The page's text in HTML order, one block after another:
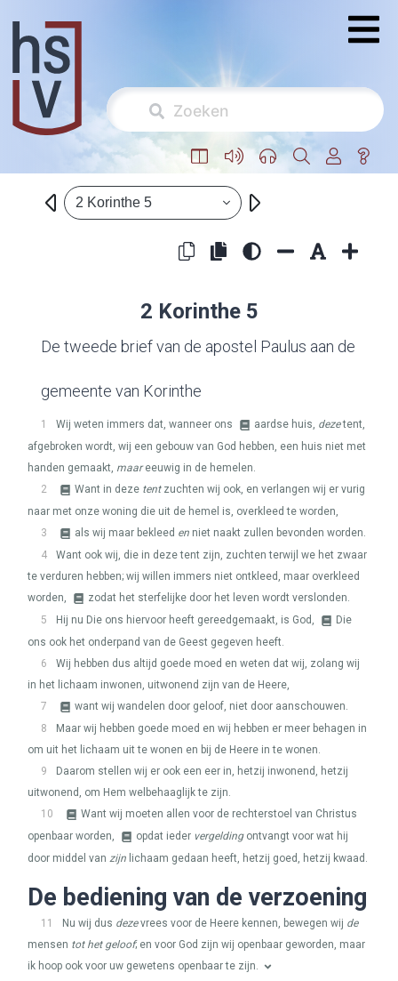
2 Korinthe 5
2 Korinthe 5
De tweede brief van de apostel Paulus aan de
gemeente van Korinthe
1 Wij weten immers dat, wanneer ons aardse huis, dezetent,
afgebroken wordt, wij een gebouw van God hebben, een huis niet met
handen gemaakt, maareeuwig in de hemelen.
2
Want in deze tentzuchten wij ook, en verlangen wij er vurig
naar met onze woning die uit de hemel is, overkleed te worden,
3
als wij maar bekleed en niet naakt zullen bevonden worden.
4
Want ook wij, die in deze tent zijn, zuchten terwijl we het zwaar
te verduren hebben; wij willen immers niet ontkleed, maar overkleed
worden,
zodat het sterfelijke door het leven wordt verslonden.
5
Hij nu Die ons hiervoor heeft gereedgemaakt, is God,
Die
ons ook het onderpand van de Geest gegeven heeft.
6
Wij hebben dus altijd goede moed en weten dat wij, zolang wij
in het lichaam inwonen, uitwonend zijn van de Heere,
7
want wij wandelen door geloof, niet door aanschouwen.
8
Maar wij hebben goede moed en wij hebben er meer behagen in
om uit het lichaam uit te wonen en bij de Heere in te wonen.
9
Daarom stellen wij er ook een eer in, hetzij inwonend, hetzij
uitwonend, om Hem welbehaaglijk te zijn.
10
Want wij moeten allen voor de rechterstoel van Christus
openbaar worden,
opdat ieder vergeldingontvangt voor wat hij
door middel van zijn lichaam gedaan heeft, hetzij goed, hetzij kwaad.
De bediening van de verzoening
11 Nu wij dus dezevrees voor de Heere kennen, bewegen wij de
mensen tot het geloof; en voor God zijn wij openbaar geworden, maar
ik hoop ook voor uw gewetens openbaar te zijn.